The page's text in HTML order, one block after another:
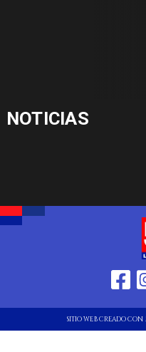
NOTICIAS
SITIO WEB CREADO CON